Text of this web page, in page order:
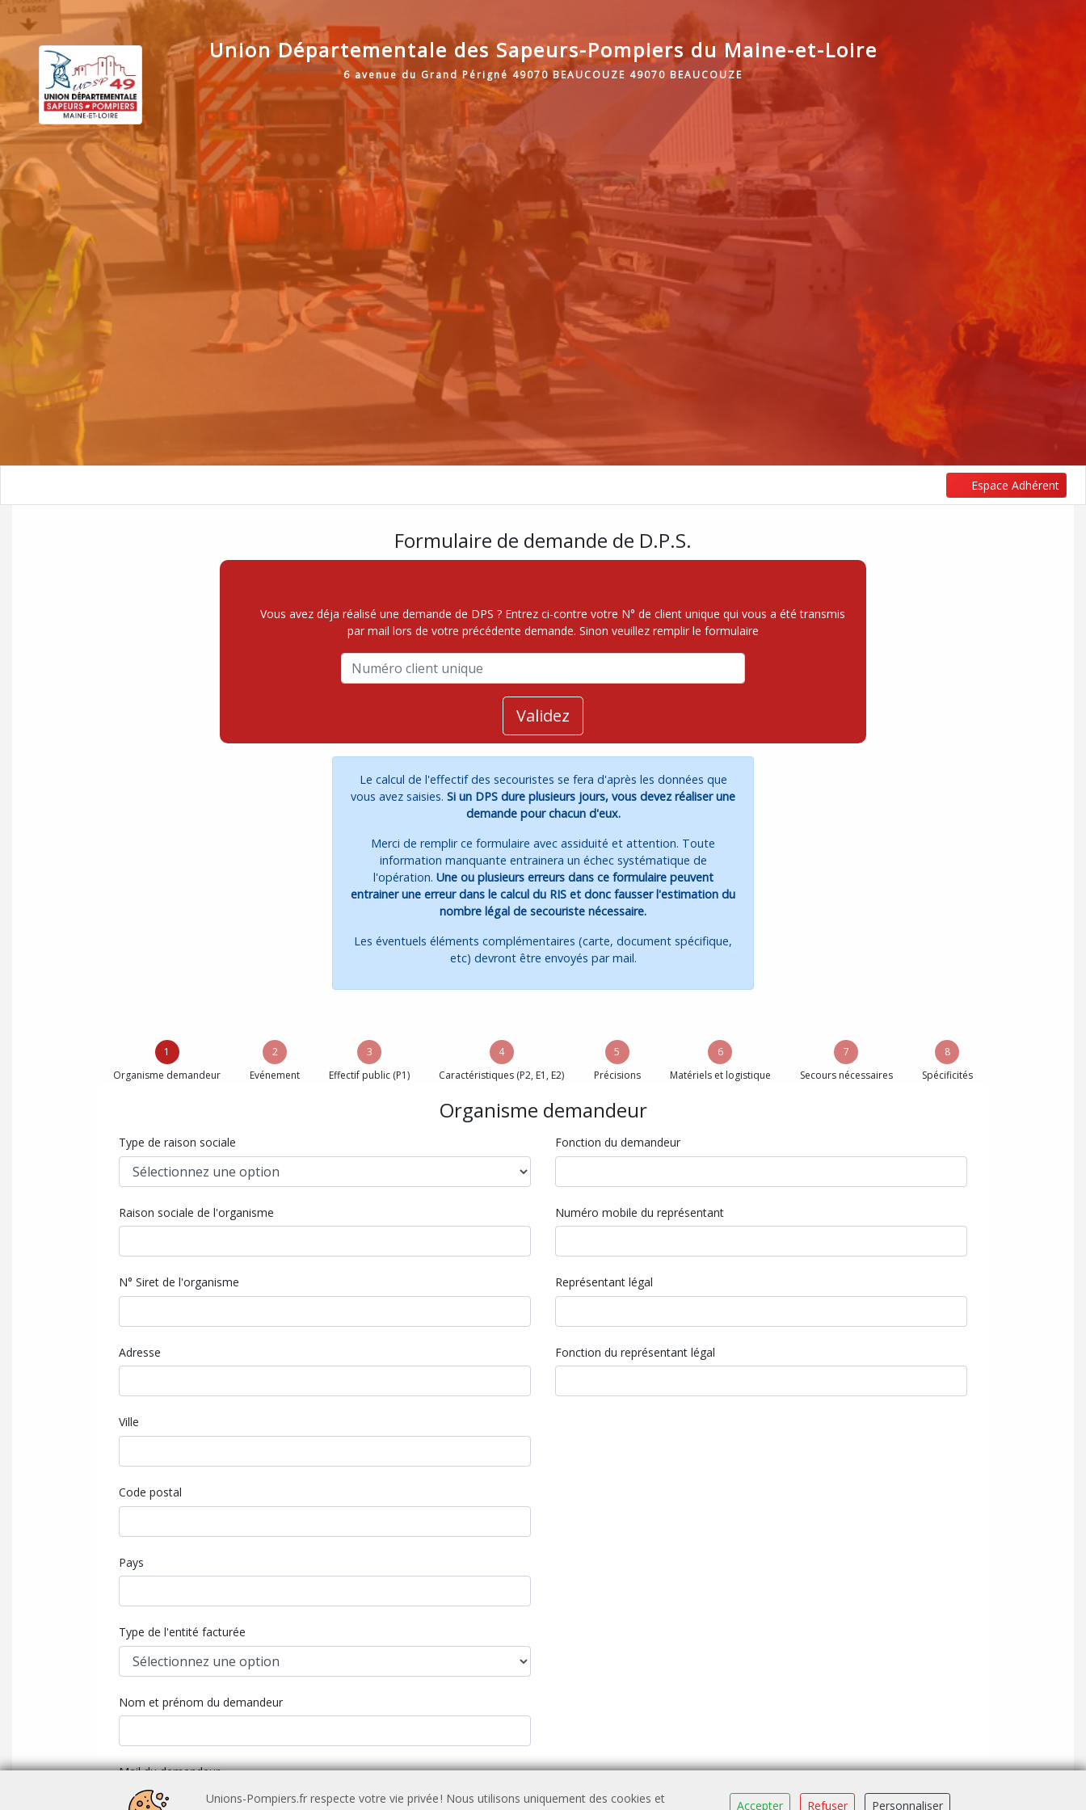
Union Départementale des Sapeurs-Pompiers du Maine-et-Loire
6 avenue du Grand Périgné 49070 BEAUCOUZE 49070 BEAUCOUZE
Espace Adhérent
Formulaire de demande de D.P.S.
Vous avez déja réalisé une demande de DPS ? Entrez ci-contre votre N° de client unique qui vous a été transmis
par mail lors de votre précédente demande. Sinon veuillez remplir le formulaire
Validez
Le calcul de l'effectif des secouristes se fera d'après les données que
vous avez saisies. Si un DPS dure plusieurs jours, vous devez réaliser une
demande pour chacun d'eux.
Merci de remplir ce formulaire avec assiduité et attention. Toute
information manquante entrainera un échec systématique de
l'opération. Une ou plusieurs erreurs dans ce formulaire peuvent
entrainer une erreur dans le calcul du RIS et donc fausser l'estimation du
nombre légal de secouriste nécessaire.
Les éventuels éléments complémentaires (carte, document spécifique,
etc) devront être envoyés par mail.
1
Organisme demandeur
2
Evénement
3
Effectif public (P1)
4
Caractéristiques (P2, E1, E2)
5
Précisions
6
Matériels et logistique
7
Secours nécessaires
8
Spécificités
Organisme demandeur
Type de raison sociale
Raison sociale de l'organisme
N° Siret de l'organisme
Adresse
Ville
Code postal
Pays
Type de l'entité facturée
Nom et prénom du demandeur
Mail du demandeur
Fonction du demandeur
Numéro mobile du représentant
Représentant légal
Fonction du représentant légal
Unions-Pompiers.fr respecte votre vie privée ! Nous utilisons uniquement des cookies et
Accepter Refuser Personnaliser